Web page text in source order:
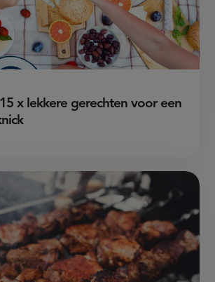
x lekkere gerechten voor een